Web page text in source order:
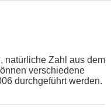
natürliche Zahl aus dem
verschiedene
durchgeführt werden.